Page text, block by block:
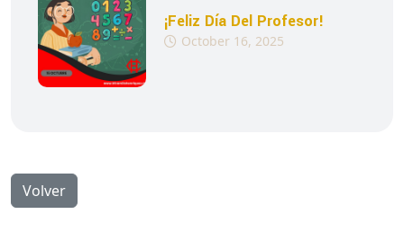
¡Feliz Día Del Profesor!
October 16, 2025
Volver